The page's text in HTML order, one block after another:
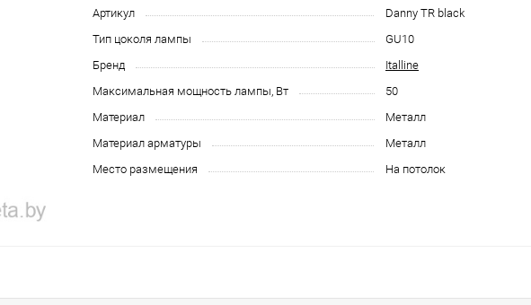
Артикул
Danny TR black
Тип цоколя лампы
GU10
Бренд
Italline
Максимальная мощность лампы, Вт
50
Материал
Металл
Материал арматуры
Металл
Место размещения
На потолок